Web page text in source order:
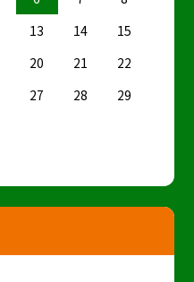
13 14
15
20 21
22
27 28
29